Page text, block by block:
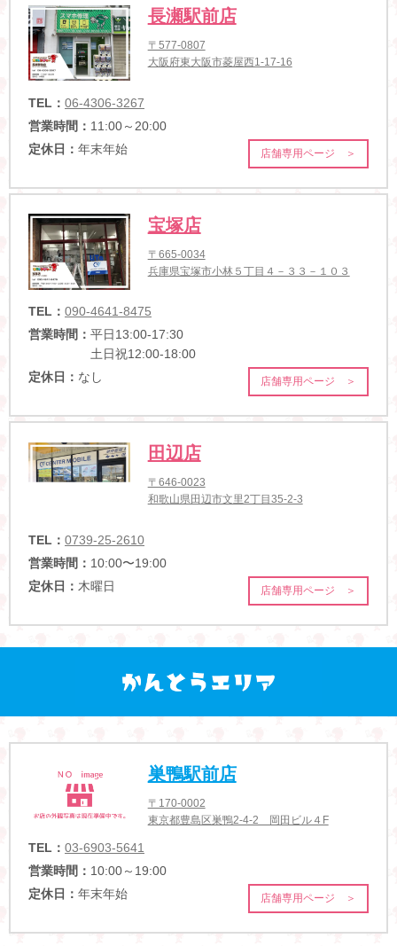
長瀬駅前店
〒577-0807
大阪府東大阪市菱屋西1-17-16
TEL： 06-4306-3267
営業時間： 11:00～20:00
定休日： 年末年始 店舗専用ページ ＞
宝塚店
〒665-0034
兵庫県宝塚市小林５丁目４－３３－１０３
TEL： 090-4641-8475
営業時間： 平日13:00-17:30
土日祝12:00-18:00
定休日： なし 店舗専用ページ ＞
田辺店
〒646-0023
和歌山県田辺市文里2丁目35-2-3
TEL： 0739-25-2610
営業時間： 10:00〜19:00
定休日： 木曜日 店舗専用ページ ＞
巣鴨駅前店
〒170-0002
東京都豊島区巣鴨2-4-2 岡田ビル４F
TEL： 03-6903-5641
営業時間： 10:00～19:00
定休日： 年末年始 店舗専用ページ ＞